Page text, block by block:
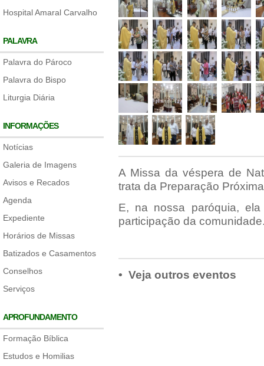
Hospital Amaral Carvalho
PALAVRA
Palavra do Pároco
Palavra do Bispo
Liturgia Diária
INFORMAÇÕES
Notícias
Galeria de Imagens
Avisos e Recados
Agenda
Expediente
Horários de Missas
Batizados e Casamentos
Conselhos
Serviços
APROFUNDAMENTO
Formação Bíblica
Estudos e Homilias
A Missa da véspera de
trata da Preparação
E, na nossa paróquia,
participação da
• Veja outros eventos